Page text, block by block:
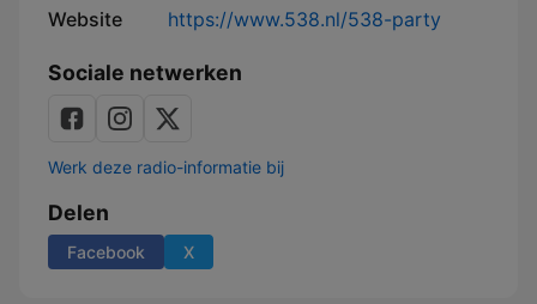
Website https://www.538.nl/538-party
Sociale netwerken
Werk deze radio-informatie bij
Delen
Facebook X